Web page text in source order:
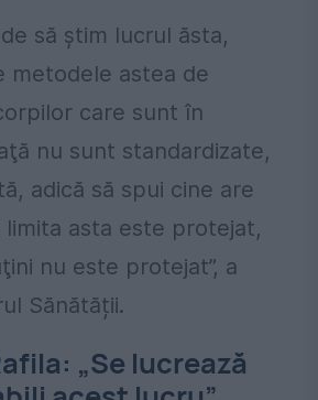
să ştim lucrul ăsta,
metodele astea de
care sunt în
nu sunt standardizate,
adică să spui cine are
asta este protejat,
nu este protejat”, a
Sănătății.
„Se lucrează